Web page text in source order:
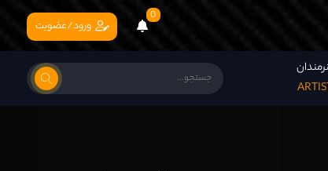
0
ورود/عضویت